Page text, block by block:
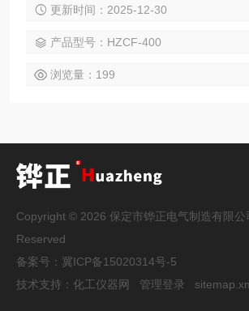
更新时间：2025-12-30
产品型号：HZCF-400
浏览量：199
Copyright © 2026 保定市铧正电气制造有限公
Reserved
备案号： 冀ICP备15020314号-5
技术支持： 化工仪器网 管理登录